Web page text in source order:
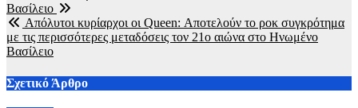
Βασίλειο
Απόλυτοι κυρίαρχοι οι Queen: Αποτελούν το ροκ συγκρότημα
με τις περισσότερες μεταδόσεις τον 21ο αιώνα στο Ηνωμένο
Βασίλειο
Σχετικό Άρθρο